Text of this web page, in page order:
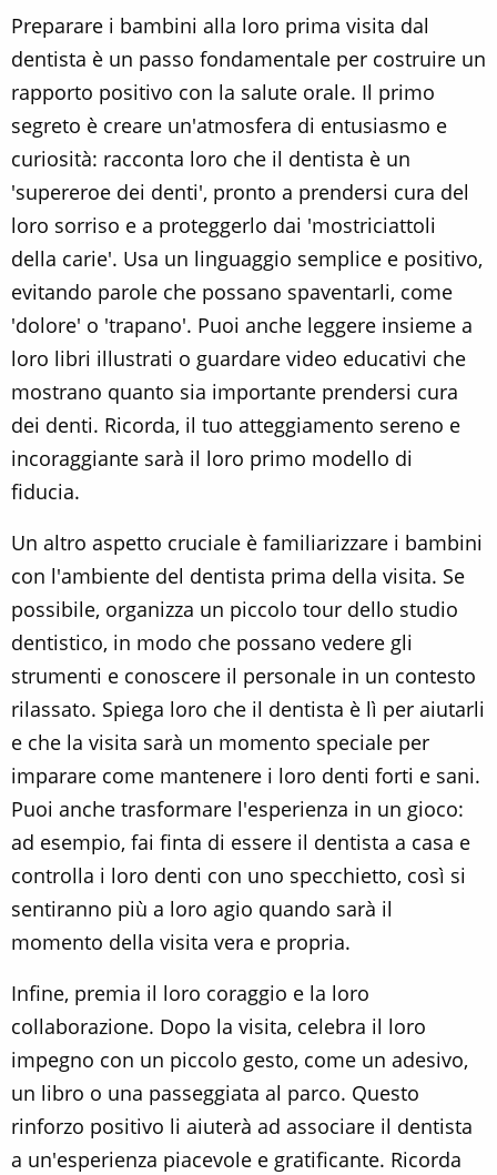
Preparare i bambini alla loro prima visita dal
dentista è un passo fondamentale per costruire un
rapporto positivo con la salute orale. Il primo
segreto è creare un'atmosfera di entusiasmo e
curiosità: racconta loro che il dentista è un
'supereroe dei denti', pronto a prendersi cura del
loro sorriso e a proteggerlo dai 'mostriciattoli
della carie'. Usa un linguaggio semplice e positivo,
evitando parole che possano spaventarli, come
'dolore' o 'trapano'. Puoi anche leggere insieme a
loro libri illustrati o guardare video educativi che
mostrano quanto sia importante prendersi cura
dei denti. Ricorda, il tuo atteggiamento sereno e
incoraggiante sarà il loro primo modello di
fiducia.
Un altro aspetto cruciale è familiarizzare i bambini
con l'ambiente del dentista prima della visita. Se
possibile, organizza un piccolo tour dello studio
dentistico, in modo che possano vedere gli
strumenti e conoscere il personale in un contesto
rilassato. Spiega loro che il dentista è lì per aiutarli
e che la visita sarà un momento speciale per
imparare come mantenere i loro denti forti e sani.
Puoi anche trasformare l'esperienza in un gioco:
ad esempio, fai finta di essere il dentista a casa e
controlla i loro denti con uno specchietto, così si
sentiranno più a loro agio quando sarà il
momento della visita vera e propria.
Infine, premia il loro coraggio e la loro
collaborazione. Dopo la visita, celebra il loro
impegno con un piccolo gesto, come un adesivo,
un libro o una passeggiata al parco. Questo
rinforzo positivo li aiuterà ad associare il dentista
a un'esperienza piacevole e gratificante. Ricorda